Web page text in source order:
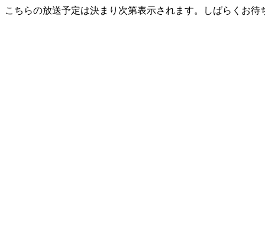
こちらの放送予定は決まり次第表示されます。しばらくお待